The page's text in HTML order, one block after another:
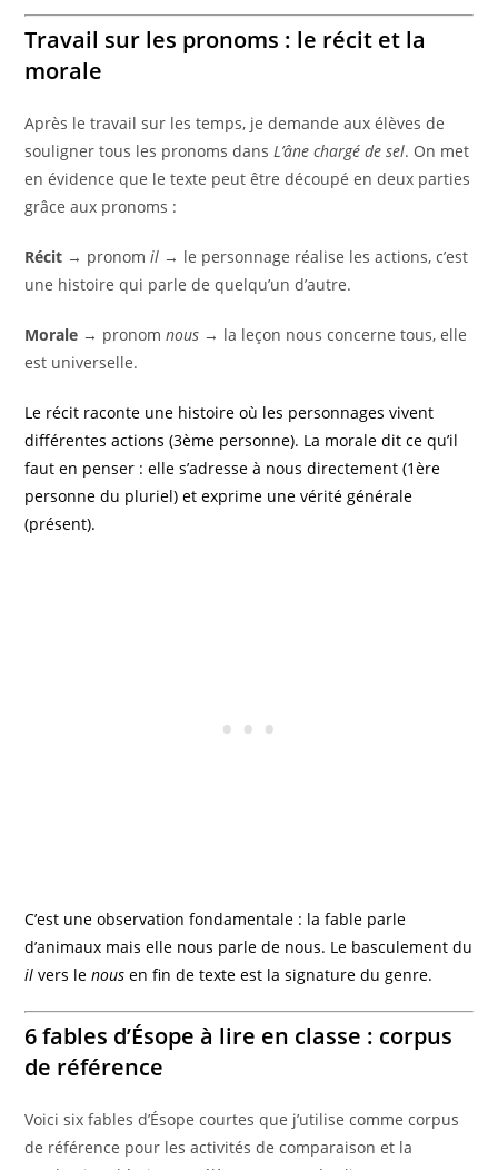
Travail sur les pronoms : le récit et la
morale
Après le travail sur les temps, je demande aux élèves de
souligner tous les pronoms dansL’âne chargé de sel. On met
en évidence que le texte peut être découpé en deux parties
grâce aux pronoms :
Récit → pronomil → le personnage réalise les actions, c’est
une histoire qui parle de quelqu’un d’autre.
Morale → pronomnous → la leçon nous concerne tous, elle
est universelle.
Le récit raconte une histoire où les personnages vivent
différentes actions (3ème personne). La morale dit ce qu’il
faut en penser : elle s’adresse à nous directement (1ère
personne du pluriel) et exprime une vérité générale
(présent).
C’est une observation fondamentale : la fable parle
d’animaux mais elle nous parle de nous. Le basculement du
il vers lenous en fin de texte est la signature du genre.
6 fables d’Ésope à lire en classe : corpus
de référence
Voici six fables d’Ésope courtes que j’utilise comme corpus
de référence pour les activités de comparaison et la